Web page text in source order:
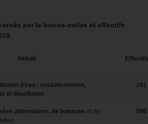
par le bonus-malus et effectifs
Intitulé Effectifs
d’eau ; assainissement,
et dépollution
191
alimentaires, de boissons et de
586